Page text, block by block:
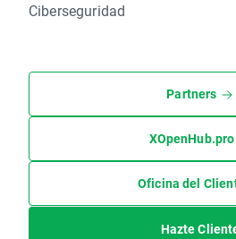
Ciberseguridad
Partners
XOpenHub.pro
Oficina del
Hazte